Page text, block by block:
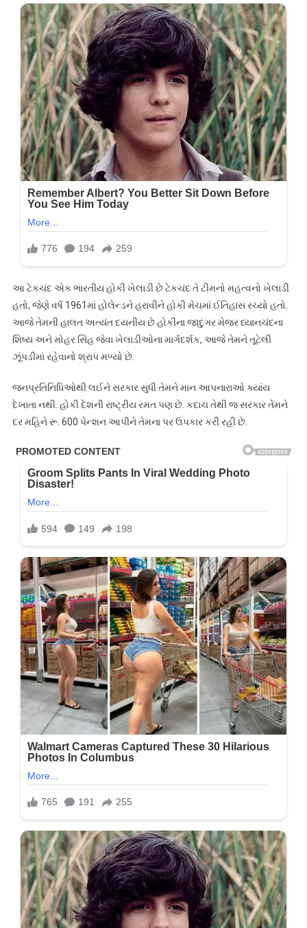
આ ટેકચંદ એક ભારતીય હોકી ખેલાડી છે ટેકચંદ તે ટીમનો મહત્વનો ખેલાડી
હતો, જેણે વર્ષ 1961માં હોલેન્ડને હરાવીને હોકી મેચમાં ઈતિહાસ રચ્યો હતો.
આજે તેમની હાલત અત્યંત દયનીય છે હોકીના જાદુગર મેજર ધ્યાનચંદના
શિષ્ય અને મોહર સિંહ જેવા ખેલાડીઓના માર્ગદર્શક, આજે તેમને તૂટેલી
ઝૂંપડીમાં રહેવાનો શ્રાપ મળ્યો છે.
જનપ્રતિનિધિઓથી લઈને સરકાર સુધી તેમને માન આપનારાઓ ક્યાંય
દેખાતા નથી. હોકી દેશની રાષ્ટ્રીય રમત પણ છે. કદાચ તેથી જ સરકાર તેમને
દર મહિને રૂ. 600 પેન્શન આપીને તેમના પર ઉપકાર કરી રહી છે.